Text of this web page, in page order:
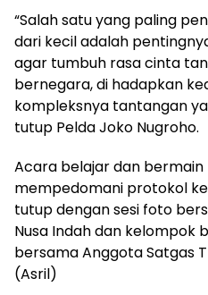
“Salah satu yang paling
dari kecil adalah
agar tumbuh rasa cinta
bernegara, di hadapkan
kompleksnya tantangan
tutup Pelda Joko Nugroho.
Acara belajar dan
mempedomani protokol
tutup dengan sesi foto
Nusa Indah dan kelompok
bersama Anggota Satgas
(Asril)